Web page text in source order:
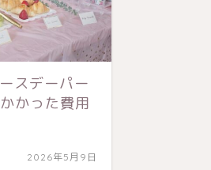
スデーパー
かった費用
2026年5月9日